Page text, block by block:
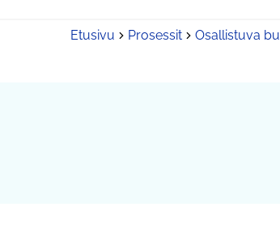
Etusivu Prosessit Osallistuva